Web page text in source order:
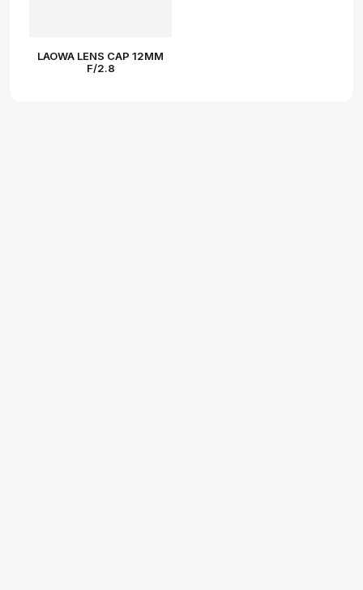
LAOWA LENS CAP 12MM
F/2.8